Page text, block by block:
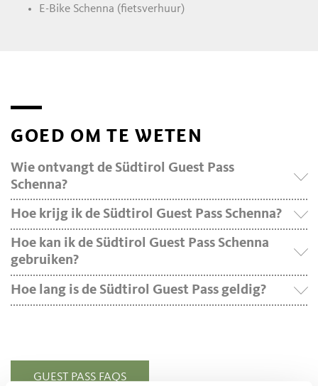
E-Bike Schenna (fietsverhuur)
GOED OM TE WETEN
Wie ontvangt de Südtirol Guest Pass
Schenna?
Hoe krijg ik de Südtirol Guest Pass Schenna?
Hoe kan ik de Südtirol Guest Pass Schenna
gebruiken?
Hoe lang is de Südtirol Guest Pass geldig?
GUEST PASS FAQS